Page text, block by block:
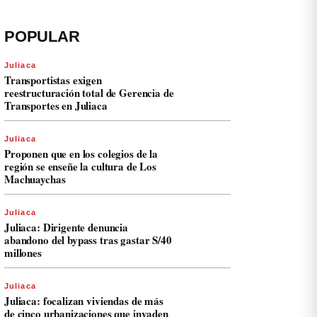
POPULAR
Juliaca
Transportistas exigen
reestructuración total de Gerencia de
Transportes en Juliaca
Juliaca
Proponen que en los colegios de la
región se enseñe la cultura de Los
Machuaychas
Juliaca
Juliaca: Dirigente denuncia
abandono del bypass tras gastar S/40
millones
Juliaca
Juliaca: focalizan viviendas de más
de cinco urbanizaciones que invaden